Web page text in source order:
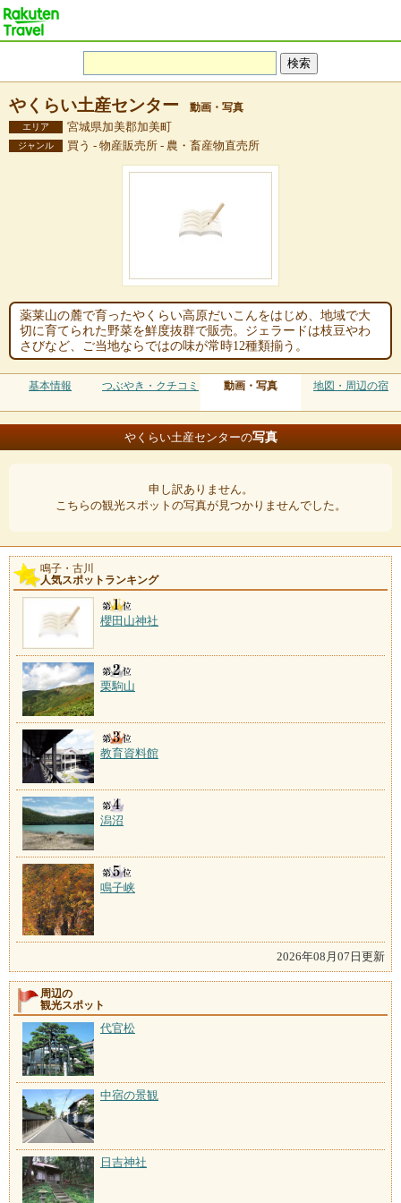
やくらい土産センター 動画・写真
エリア 宮城県加美郡加美町
ジャンル 買う - 物産販売所 - 農・畜産物直売所
薬莱山の麓で育ったやくらい高原だいこんをはじめ、地域で大
切に育てられた野菜を鮮度抜群で販売。ジェラードは枝豆やわ
さびなど、ご当地ならではの味が常時12種類揃う。
基本情報 つぶやき・クチコミ 動画・写真 地図・周辺の宿
やくらい土産センターの写真
申し訳ありません。
こちらの観光スポットの写真が見つかりませんでした。
鳴子・古川
人気スポットランキング
櫻田山神社
栗駒山
教育資料館
潟沼
鳴子峡
2026年08月07日更新
周辺の
観光スポット
代官松
中宿の景観
日吉神社